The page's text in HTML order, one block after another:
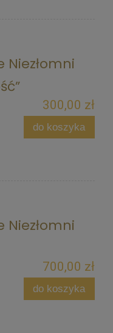
Niezłomni
300,00 zł
do koszyka
Niezłomni
700,00 zł
do koszyka